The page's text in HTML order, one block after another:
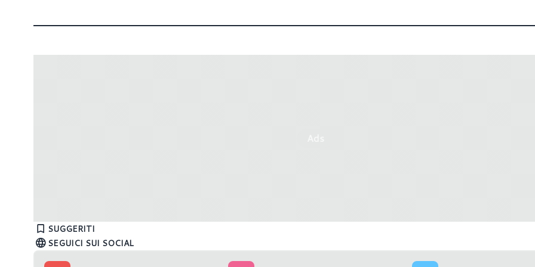
SUGGERITI
del mese
microarchitetture Zen 5 e 6
Lake farà sempre parte
SEGUICI SUI SOCIAL